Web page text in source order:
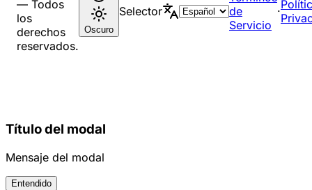
— Todos
los
derechos
reservados.
Oscuro
Selector
de
Servicio
·
Título del modal
Mensaje del modal
Entendido